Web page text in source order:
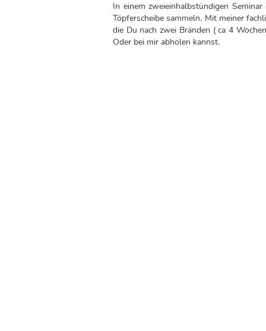
In einem zweieinhalbstündigen
Töpferscheibe sammeln. Mit meiner
die Du nach zwei Bränden ( ca 4
Oder bei mir abholen kannst.